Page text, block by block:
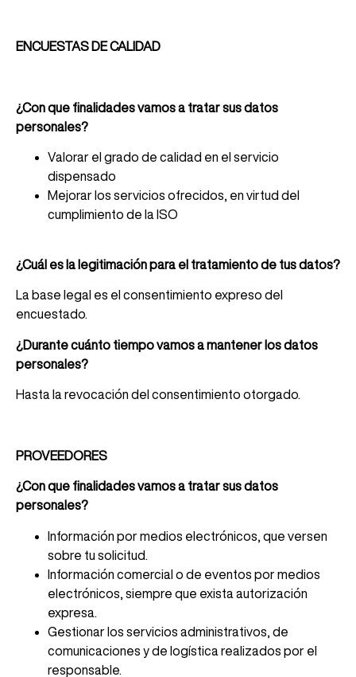
ENCUESTAS DE CALIDAD
¿Con que finalidades vamos a tratar sus datos
personales?
Valorar el grado de calidad en el servicio
dispensado
Mejorar los servicios ofrecidos, en virtud del
cumplimiento de la ISO
¿Cuál es la legitimación para el tratamiento de tus datos?
La base legal es el consentimiento expreso del
encuestado.
¿Durante cuánto tiempo vamos a mantener los datos
personales?
Hasta la revocación del consentimiento otorgado.
PROVEEDORES
¿Con que finalidades vamos a tratar sus datos
personales?
Información por medios electrónicos, que versen
sobre tu solicitud.
Información comercial o de eventos por medios
electrónicos, siempre que exista autorización
expresa.
Gestionar los servicios administrativos, de
comunicaciones y de logística realizados por el
responsable.